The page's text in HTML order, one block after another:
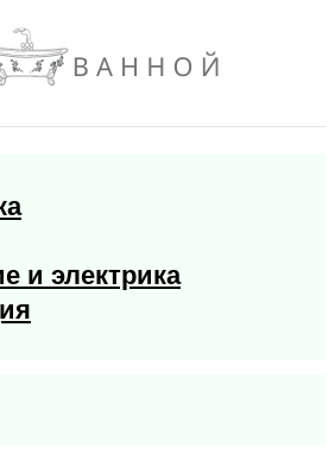
и электрика